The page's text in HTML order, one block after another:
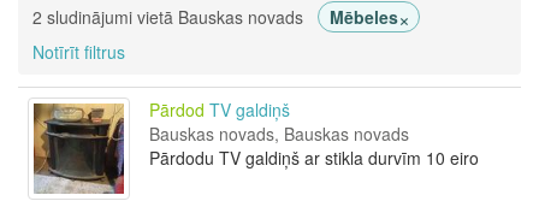
2 sludinājumi vietā Bauskas novads Mēbeles×
Notīrīt filtrus
Pārdod TV galdiņš
Bauskas novads, Bauskas novads
Pārdodu TV galdiņš ar stikla durvīm 10 eiro